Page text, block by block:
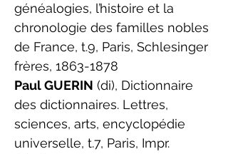
généalogies, l’histoire et la
chronologie des familles nobles
de France, t.9, Paris, Schlesinger
frères, 1863-1878
Paul GUERIN (di), Dictionnaire
des dictionnaires. Lettres,
sciences, arts, encyclopédie
universelle, t.7, Paris, Impr.